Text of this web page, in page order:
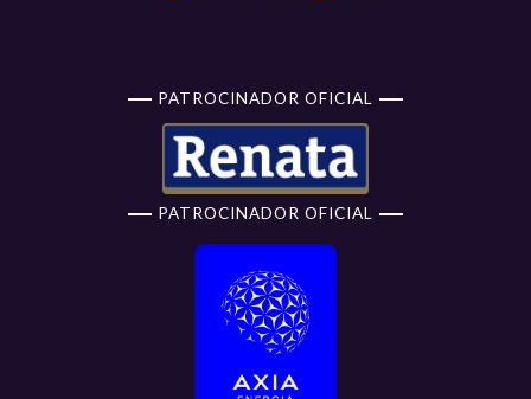
PATROCINADOR OFICIAL
PATROCINADOR OFICIAL